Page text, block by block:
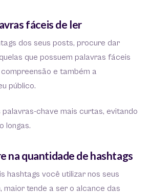
fáceis de ler
dos seus posts, procure dar
que possuem palavras fáceis
e também a
público.
palavras-chave mais curtas, evitando
longas.
na quantidade de hashtags
hashtags você utilizar nos seus
maior tende a ser o alcance das